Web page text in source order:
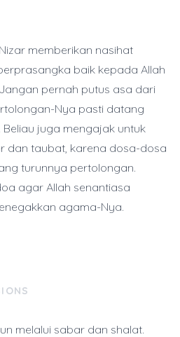
memberikan nasihat
baik kepada Allah
pernah putus asa dari
Nya pasti datang
juga mengajak untuk
dan taubat, karena dosa-dosa
turunnya pertolongan.
agar Allah senantiasa
agama-Nya.
melalui sabar dan shalat.